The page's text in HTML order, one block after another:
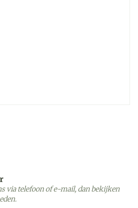
via telefoon of e-mail, dan bekijken